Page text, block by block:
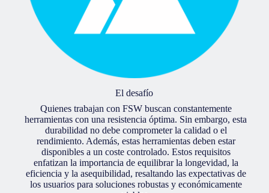
El desafío
Quienes trabajan con FSW buscan constantemente
herramientas con una resistencia óptima. Sin embargo, esta
durabilidad no debe comprometer la calidad o el
rendimiento. Además, estas herramientas deben estar
disponibles a un coste controlado. Estos requisitos
enfatizan la importancia de equilibrar la longevidad, la
eficiencia y la asequibilidad, resaltando las expectativas de
los usuarios para soluciones robustas y económicamente